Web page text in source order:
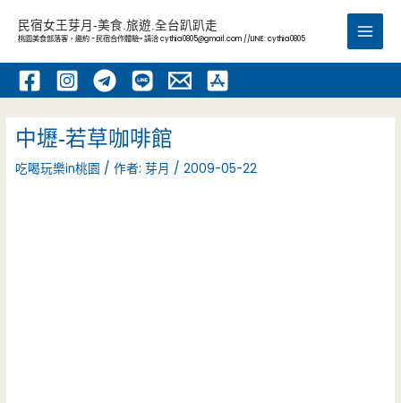
內
民宿女王芽月-美食.旅遊.全台趴趴走
桃園美食部落客，邀約 -民宿合作體驗~ 請洽cythia0805@gmail.com //LINE: cythia0805
Main
中壢-若草咖啡館
吃喝玩樂in桃園 / 作者:芽月 /2009-05-22